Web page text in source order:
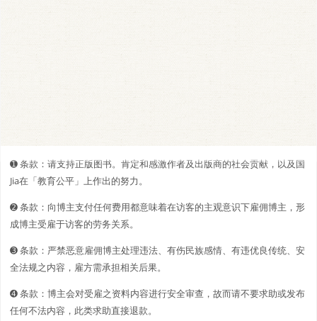
➊️ 条款：请支持正版图书。肯定和感激作者及出版商的社会贡献，以及国
Jia在「教育公平」上作出的努力。
➋️️ 条款：向博主支付任何费用都意味着在访客的主观意识下雇佣博主，形
成博主受雇于访客的劳务关系。
➌ 条款：严禁恶意雇佣博主处理违法、有伤民族感情、有违优良传统、安
全法规之内容，雇方需承担相关后果。
➍ 条款：博主会对受雇之资料内容进行安全审查，故而请不要求助或发布
任何不法内容，此类求助直接退款。